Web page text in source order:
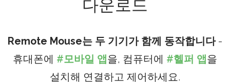
더 많은 서비스
다운로드
Remote Mouse는 두 기기가 함께 동작합니다-
휴대폰에 #모바일 앱 을, 컴퓨터에 #헬퍼 앱 을
설치해 연결하고 제어하세요.